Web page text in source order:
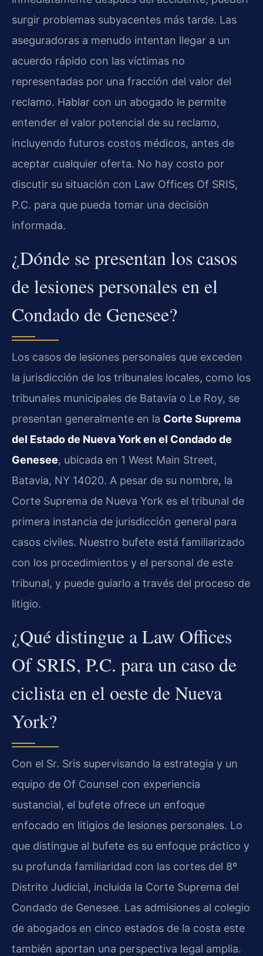
surgir problemas subyacentes más tarde. Las
aseguradoras a menudo intentan llegar a un
acuerdo rápido con las víctimas no
representadas por una fracción del valor del
reclamo. Hablar con un abogado le permite
entender el valor potencial de su reclamo,
incluyendo futuros costos médicos, antes de
aceptar cualquier oferta. No hay costo por
discutir su situación con Law Offices Of SRIS,
P.C. para que pueda tomar una decisión
informada.
¿Dónde se presentan los casos
de lesiones personales en el
Condado de Genesee?
Los casos de lesiones personales que exceden
la jurisdicción de los tribunales locales, como los
tribunales municipales de Batavia o Le Roy, se
presentan generalmente en la Corte Suprema
del Estado de Nueva York en el Condado de
Genesee, ubicada en 1 West Main Street,
Batavia, NY 14020. A pesar de su nombre, la
Corte Suprema de Nueva York es el tribunal de
primera instancia de jurisdicción general para
casos civiles. Nuestro bufete está familiarizado
con los procedimientos y el personal de este
tribunal, y puede guiarlo a través del proceso de
litigio.
¿Qué distingue a Law Offices
Of SRIS, P.C. para un caso de
ciclista en el oeste de Nueva
York?
Con el Sr. Sris supervisando la estrategia y un
equipo de Of Counsel con experiencia
sustancial, el bufete ofrece un enfoque
enfocado en litigios de lesiones personales. Lo
que distingue al bufete es su enfoque práctico y
su profunda familiaridad con las cortes del 8º
Distrito Judicial, incluida la Corte Suprema del
Condado de Genesee. Las admisiones al colegio
de abogados en cinco estados de la costa este
también aportan una perspectiva legal amplia.